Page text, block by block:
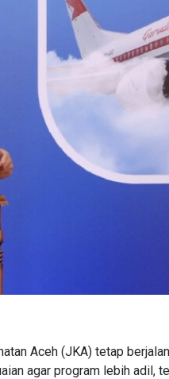
Aceh (JKA) tetap
agar program lebih adil,